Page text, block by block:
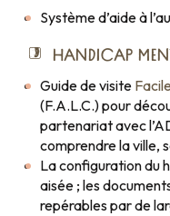
Système d’aide à
HANDICAP
Guide de visite
(F.A.L.C.) pour
partenariat avec
comprendre la ville,
La configuration du
aisée ; les
repérables par de